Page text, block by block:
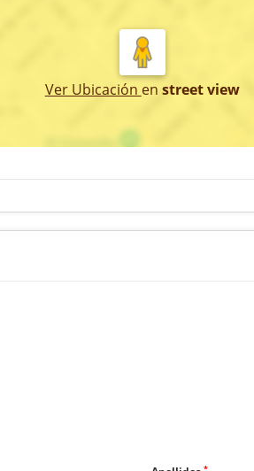
Ver Ubicación en street view
*